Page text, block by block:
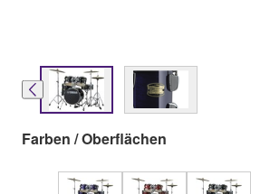
Farben / Oberflächen